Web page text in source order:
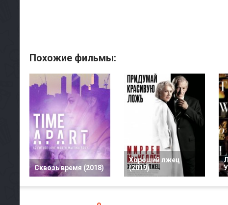
Похожие фильмы:
Сквозь время (2018)
Хороший лжец
(2019)